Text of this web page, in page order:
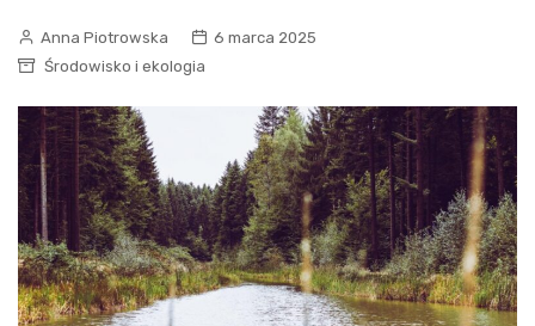
Anna Piotrowska
6 marca 2025
Środowisko i ekologia